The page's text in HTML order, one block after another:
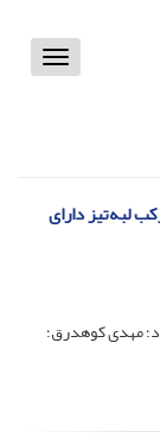
Toggle
لبه‌تیز دارای
مهدی کوهدرق؛